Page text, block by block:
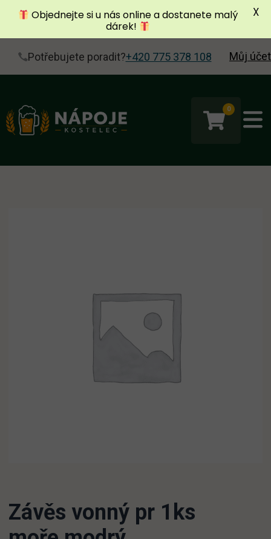
Potřebujete poradit?+420 775 378 108 Můj účet
0
Závěs vonný pr 1ks
Objednejte si u nás online a dostanete malý
dárek!
X